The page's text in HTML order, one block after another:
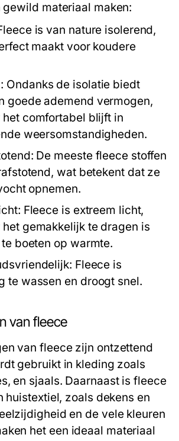
gewild materiaal maken:
is van nature isolerend,
maakt voor koudere
Ondanks de isolatie biedt
goede ademend vermogen,
comfortabel blijft in
weersomstandigheden.
De meeste fleece stoffen
wat betekent dat ze
opnemen.
Fleece is extreem licht,
gemakkelijk te dragen is
boeten op warmte.
Fleece is
te wassen en droogt snel.
van fleece
van fleece zijn ontzettend
gebruikt in kleding zoals
en sjaals. Daarnaast is fleece
huistextiel, zoals dekens en
en de vele kleuren
het een ideaal materiaal